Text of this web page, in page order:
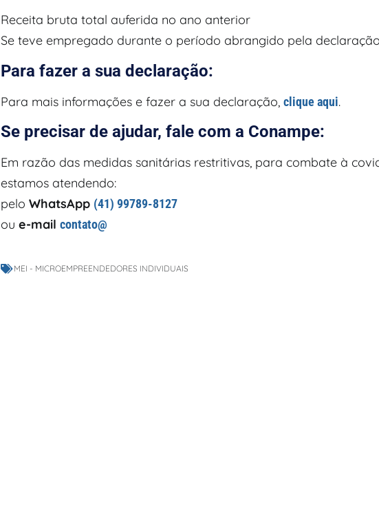
Receita bruta total auferida no ano anterior
Se teve empregado durante o período abrangido pela
Para fazer a sua declaração:
Para mais informações e fazer a sua declaração, clique aqui.
Se precisar de ajudar, fale com a Conampe:
Em razão das medidas sanitárias restritivas, para combate à
estamos atendendo:
pelo WhatsApp (41) 99789-8127
ou e-mail contato@
MEI - MICROEMPREENDEDORES INDIVIDUAIS